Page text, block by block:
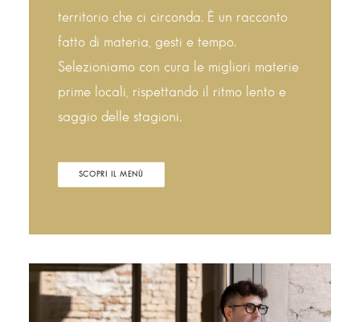
territorio che ci circonda. È un racconto
fatto di materia, gesti e tempo.
Selezioniamo con cura le migliori materie
prime locali, rispettando il ritmo lento e
saggio delle stagioni.
SCOPRI IL MENÙ